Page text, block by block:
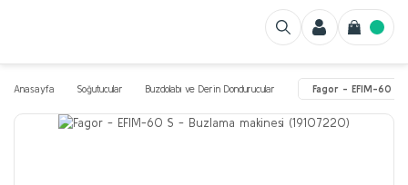
Anasayfa Soğutucular Buzdolabı ve Derin Dondurucular Fagor - EFIM-60 S